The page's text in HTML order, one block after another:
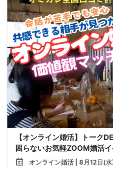
【オンライン婚活】トーク
困らないお気軽ZOOM婚活イ
オンライン婚活 | 8月12日(